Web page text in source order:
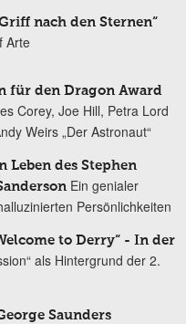
nach den Sternen“
Arte
für den Dragon Award
Corey, Joe Hill, Petra Lord
Weirs „Der Astronaut“
Leben des Stephen
Ein genialer
Persönlichkeiten
to Derry“ - In der
als Hintergrund der 2.
Saunders